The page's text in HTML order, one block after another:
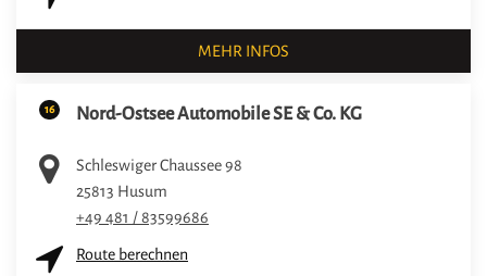
MEHR INFOS
16 Nord-Ostsee Automobile SE & Co. KG
Schleswiger Chaussee 98
25813 Husum
+49 481 / 83599686
Route berechnen